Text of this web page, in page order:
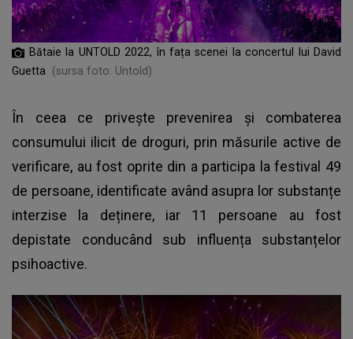
Bătaie la UNTOLD 2022, în fața scenei la concertul lui David
Guetta (sursa foto: Untold)
În ceea ce privește prevenirea și combaterea
consumului ilicit de droguri, prin măsurile active de
verificare, au fost oprite din a participa la festival 49
de persoane, identificate având asupra lor substanțe
interzise la deținere, iar 11 persoane au fost
depistate conducând sub influența substanțelor
psihoactive.